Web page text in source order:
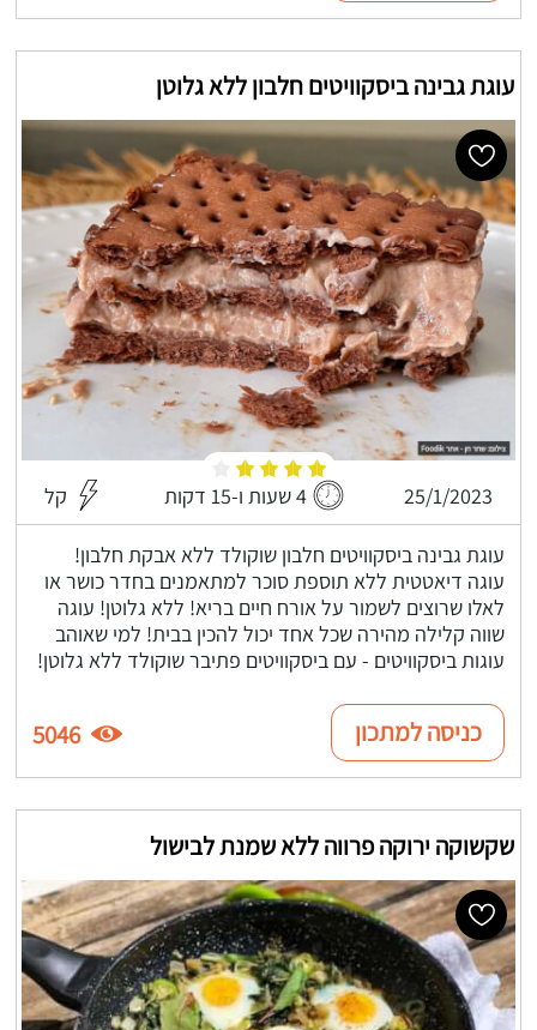
עוגת גבינה ביסקוויטים חלבון ללא גלוטן
25/1/2023 4 שעות ו-15 דקות קל
עוגת גבינה ביסקוויטים חלבון שוקולד ללא אבקת חלבון!
עוגה דיאטטית ללא תוספת סוכר למתאמנים בחדר כושר או
לאלו שרוצים לשמור על אורח חיים בריא! ללא גלוטן! עוגה
שווה קלילה מהירה שכל אחד יכול להכין בבית! למי שאוהב
עוגות ביסקוויטים - עם ביסקוויטים פתיבר שוקולד ללא גלוטן!
כניסה למתכון 5046
שקשוקה ירוקה פרווה ללא שמנת לבישול